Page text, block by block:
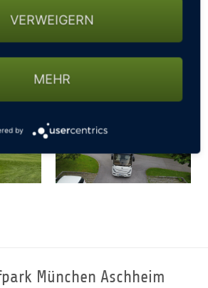
München Aschheim
VERWEIGERN
MEHR
by